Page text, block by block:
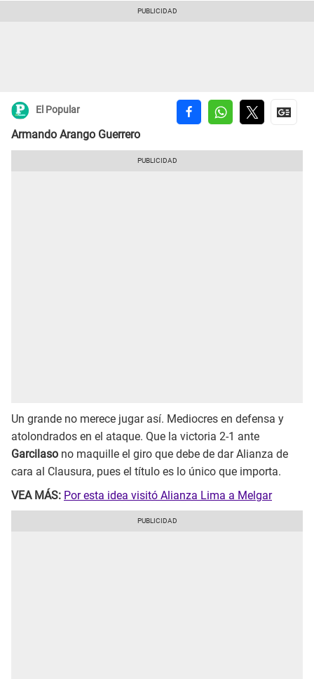
El Popular
Armando Arango Guerrero
Un grande no merece jugar así. Mediocres en defensa y
atolondrados en el ataque. Que la victoria 2-1 ante
Garcilaso no maquille el giro que debe de dar Alianza de
cara al Clausura, pues el título es lo único que importa.
VEA MÁS: Por esta idea visitó Alianza Lima a Melgar